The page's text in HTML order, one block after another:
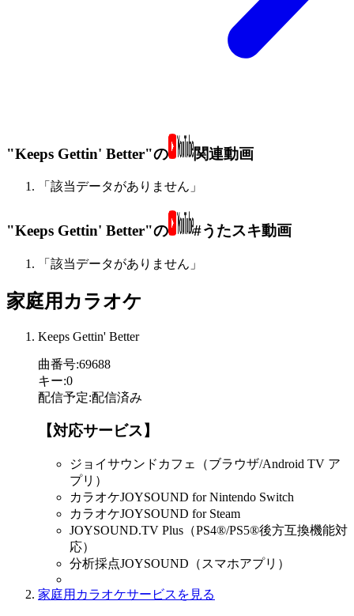
"Keeps Gettin' Better"の 関連動画
「該当データがありません」
"Keeps Gettin' Better"の #うたスキ動画
「該当データがありません」
家庭用カラオケ
Keeps Gettin' Better
曲番号:69688
キー:0
配信予定:配信済み
【対応サービス】
ジョイサウンドカフェ（ブラウザ/Android TV ア
プリ）
カラオケJOYSOUND for Nintendo Switch
カラオケJOYSOUND for Steam
JOYSOUND.TV Plus（PS4®/PS5®後方互換機能対
応）
分析採点JOYSOUND（スマホアプリ）
家庭用カラオケサービスを見る